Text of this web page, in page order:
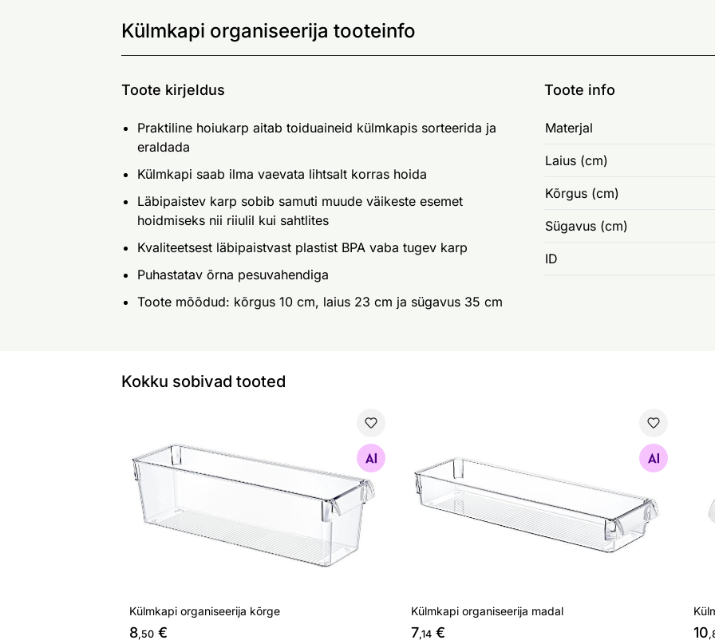
Külmkapi organiseerija tooteinfo
Toote kirjeldus
Praktiline hoiukarp aitab toiduaineid külmkapis sorteerida ja
eraldada
Külmkapi saab ilma vaevata lihtsalt korras hoida
Läbipaistev karp sobib samuti muude väikeste esemet
hoidmiseks nii riiulil kui sahtlites
Kvaliteetsest läbipaistvast plastist BPA vaba tugev karp
Puhastatav õrna pesuvahendiga
Toote mõõdud: kõrgus 10 cm, laius 23 cm ja sügavus 35 cm
Toote info
Materjal
Laius (cm)
Kõrgus (cm)
Sügavus (cm)
ID
Kokku sobivad tooted
Külmkapi organiseerija kõrge
8,50 €
Külmkapi organiseerija madal
7,14 € 10